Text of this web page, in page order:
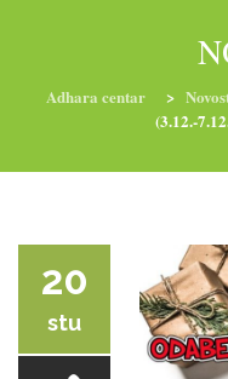
PROGRAMI
Adhara centar >
(3.12.-
20
stu